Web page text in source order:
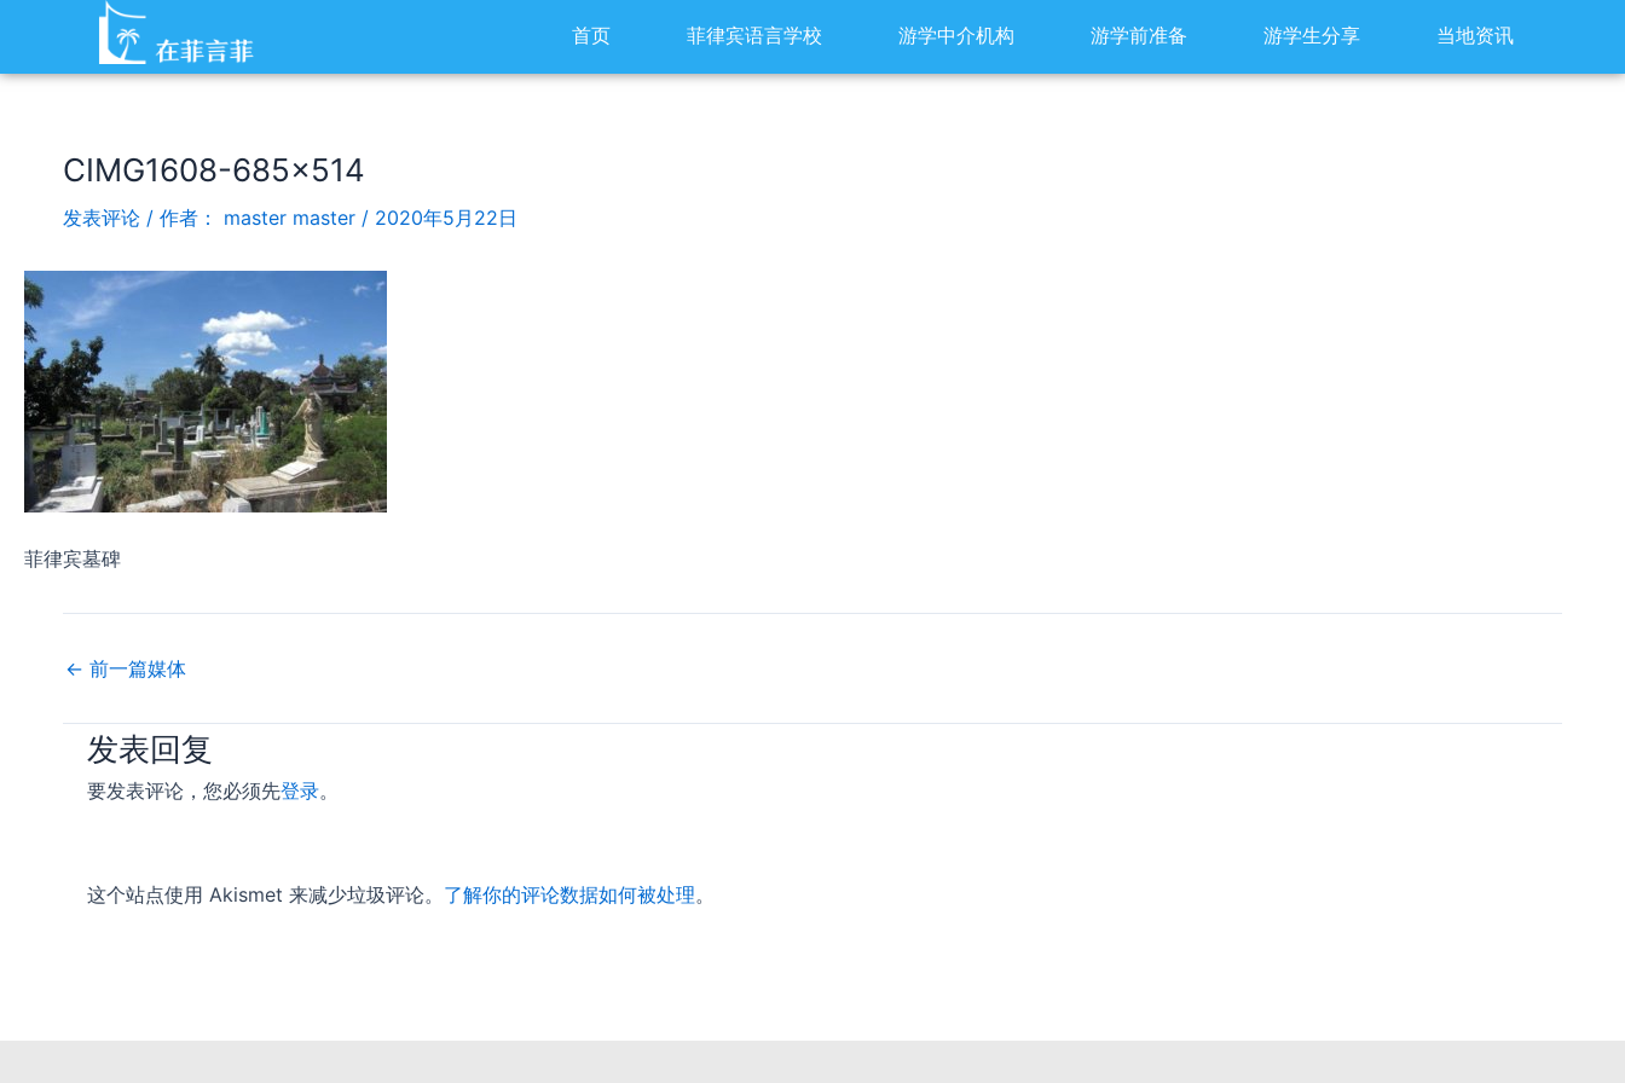
内
首页 菲律宾语言学校 游学中介机构 游学前准备 游学生分享 当地资讯
CIMG1608-685×514
发表评论 / 作者： master master / 2020年5月22日
菲律宾墓碑
Post
navigation
← 前一篇媒体
发表回复
要发表评论，您必须先登录。
这个站点使用 Akismet 来减少垃圾评论。 了解你的评论数据如何被处理。